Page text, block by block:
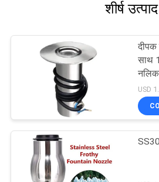
शीर्ष उत्पाद
साथ